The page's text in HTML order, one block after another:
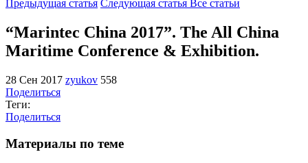
Предыдущая статья Следующая статья Все статьи
“Marintec China 2017”. The All China
Maritime Conference & Exhibition.
28 Сен 2017 zyukov 558
Поделиться
Теги:
Поделиться
Материалы по теме